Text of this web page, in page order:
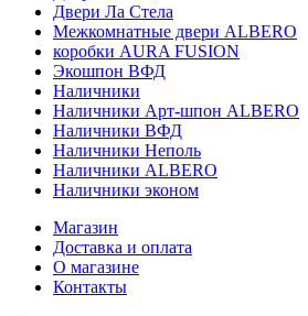
Двери Ла Стела
Межкомнатные двери ALBERO
коробки AURA FUSION
Экошпон ВФД
Наличники
Наличники Арт-шпон ALBERO
Наличники ВФД
Наличники Неполь
Наличники ALBERO
Наличники эконом
Магазин
Доставка и оплата
О магазине
Контакты